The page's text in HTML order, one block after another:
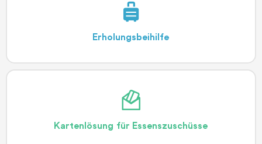
Erholungs­beihilfe
Kartenlösung für Essens­zuschüsse